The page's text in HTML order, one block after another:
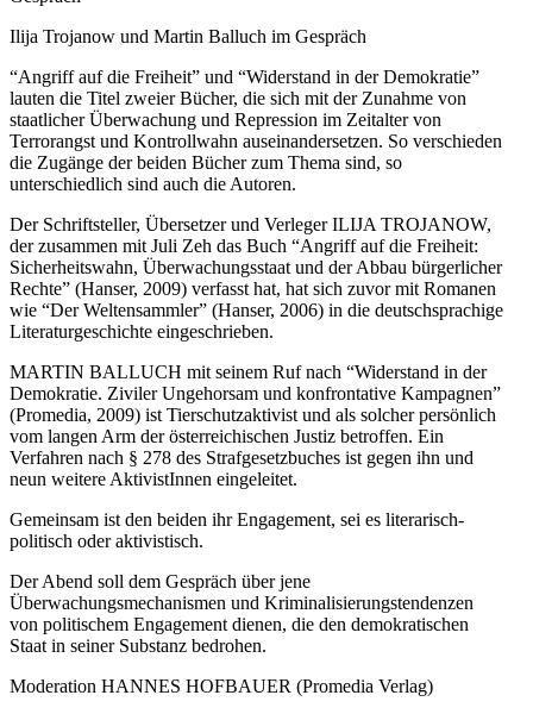
Ilija Trojanow und Martin Balluch im Gespräch
“Angriff auf die Freiheit” und “Widerstand in der Demokratie”
lauten die Titel zweier Bücher, die sich mit der Zunahme von
staatlicher Überwachung und Repression im Zeitalter von
Terrorangst und Kontrollwahn auseinandersetzen. So verschieden
die Zugänge der beiden Bücher zum Thema sind, so
unterschiedlich sind auch die Autoren.
Der Schriftsteller, Übersetzer und Verleger ILIJA TROJANOW,
der zusammen mit Juli Zeh das Buch “Angriff auf die Freiheit:
Sicherheitswahn, Überwachungsstaat und der Abbau bürgerlicher
Rechte” (Hanser, 2009) verfasst hat, hat sich zuvor mit Romanen
wie “Der Weltensammler” (Hanser, 2006) in die deutschsprachige
Literaturgeschichte eingeschrieben.
MARTIN BALLUCH mit seinem Ruf nach “Widerstand in der
Demokratie. Ziviler Ungehorsam und konfrontative Kampagnen”
(Promedia, 2009) ist Tierschutzaktivist und als solcher persönlich
vom langen Arm der österreichischen Justiz betroffen. Ein
Verfahren nach § 278 des Strafgesetzbuches ist gegen ihn und
neun weitere AktivistInnen eingeleitet.
Gemeinsam ist den beiden ihr Engagement, sei es literarisch-
politisch oder aktivistisch.
Der Abend soll dem Gespräch über jene
Überwachungsmechanismen und Kriminalisierungstendenzen
von politischem Engagement dienen, die den demokratischen
Staat in seiner Substanz bedrohen.
Moderation HANNES HOFBAUER (Promedia Verlag)